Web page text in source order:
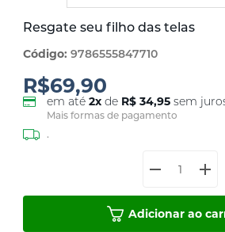
Resgate seu filho das telas
Código:9786555847710
R$69,90
em até2x de R$ 34,95 sem
Mais formas de pagamento
.
Adicionar ao